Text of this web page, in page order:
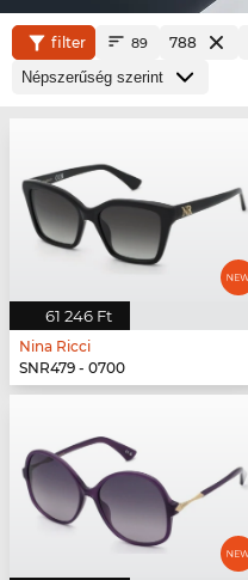
filter 89 788
61 246 Ft
Nina Ricci
SNR479 - 0700